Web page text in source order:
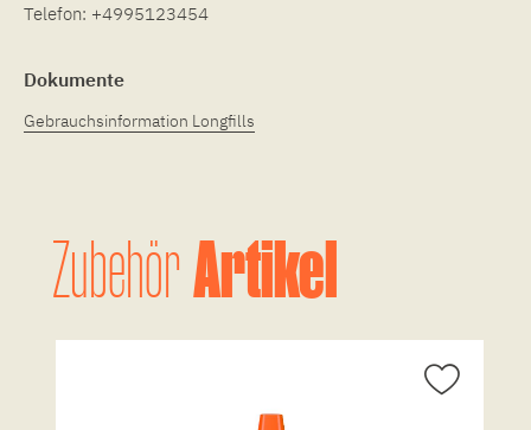
Telefon: +4995123454
Dokumente
Gebrauchsinformation Longfills
ZubehörArtikel